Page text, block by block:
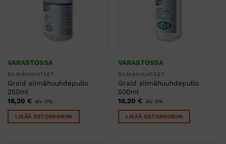
VARASTOSSA
SILMÄHUUHTEET
Graid silmähuuhdepullo
250ml
16,20 € alv 0%
LISÄÄ OSTOSKORIIN
VARASTOSSA
SILMÄHUUHTEET
Graid silmähuuhdepullo
500ml
16,20 € alv 0%
LISÄÄ OSTOSKORIIN